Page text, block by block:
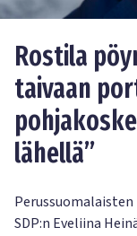
Rostila
taivaan
lähellä”
SDP:n Eveliina